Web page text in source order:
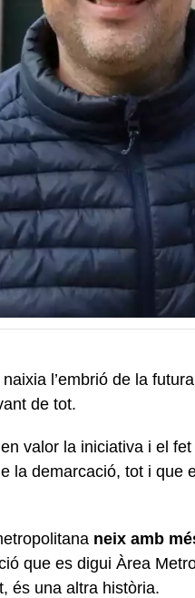
l’embrió de la futura
de tot.
valor la iniciativa i el fet
la demarcació, tot i que
neix amb
que es digui Àrea
és una altra història.